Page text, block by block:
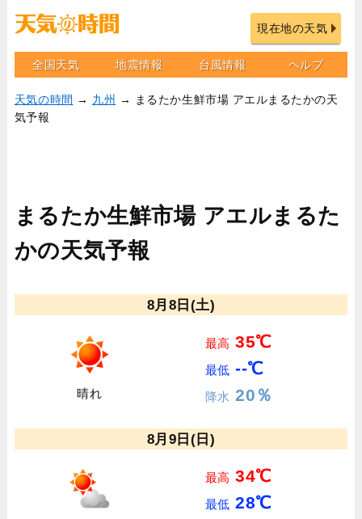
現在地の天気
全国天気 地震情報 台風情報 ヘルプ
天気の時間 → 九州
→ まるたか生鮮市場 アエルまるたかの天
気予報
まるたか生鮮市場 アエルまるた
かの天気予報
8月8日(土)
晴れ
最高 35℃
最低 --℃
降水 20％
8月9日(日)
最高 34℃
最低 28℃